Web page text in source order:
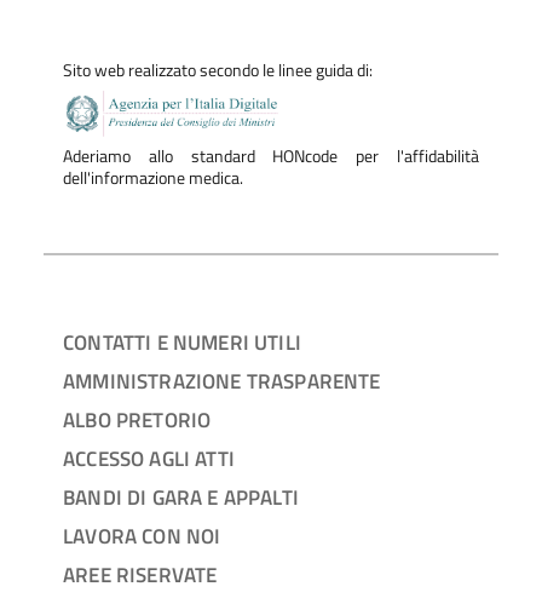
Sito web realizzato secondo le linee guida di:
Aderiamo allo standard HONcode per l'affidabilità
dell'informazione medica.
CONTATTI E NUMERI UTILI
AMMINISTRAZIONE TRASPARENTE
ALBO PRETORIO
ACCESSO AGLI ATTI
BANDI DI GARA E APPALTI
LAVORA CON NOI
AREE RISERVATE